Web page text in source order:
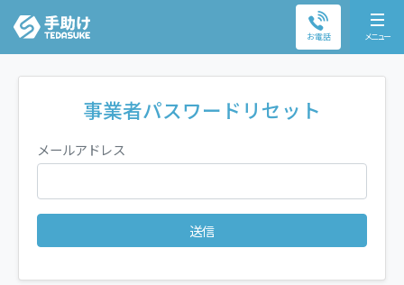
お電話 メニュー
事業者パスワードリセット
メールアドレス
送信